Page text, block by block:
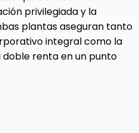
privilegiada y la
plantas aseguran tanto
integral como la
doble renta en un punto